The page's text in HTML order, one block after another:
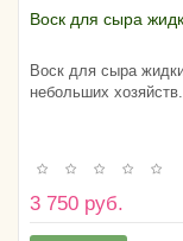
Воск для сыра
Воск для сыра
небольших хозяйств.
3 750 руб.